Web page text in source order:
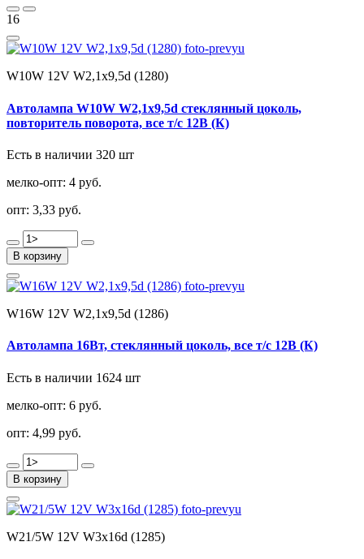
16
W10W 12V W2,1x9,5d (1280)
Автолампа W10W W2,1x9,5d стеклянный цоколь,
повторитель поворота, все т/с 12В (К)
Есть в наличии 320 шт
мелко-опт: 4 руб.
опт: 3,33 руб.
В корзину
W16W 12V W2,1x9,5d (1286)
Автолампа 16Вт, стеклянный цоколь, все т/с 12В (К)
Есть в наличии 1624 шт
мелко-опт: 6 руб.
опт: 4,99 руб.
В корзину
W21/5W 12V W3x16d (1285)